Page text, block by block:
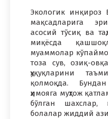
Экологик
мақсадларига
асосий тўсиқ ва
миқёсда
муаммолар
тоза сув, озиқ-
ҳуқуқларини
қолмоқда.
ҳимояга муҳтож
бўлган шахслар,
болалар жиддий